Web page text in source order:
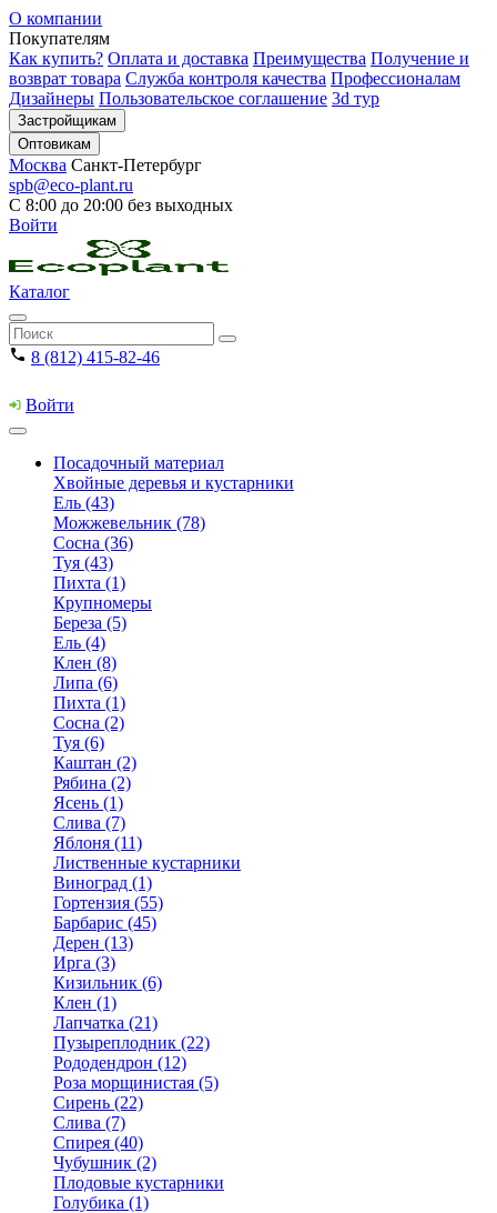
О компании
Покупателям
Как купить? Оплата и доставка Преимущества Получение и
возврат товара Служба контроля качества Профессионалам
Дизайнеры Пользовательское соглашение 3d тур
Застройщикам
Оптовикам
Москва Санкт-Петербург
spb@eco-plant.ru
С 8:00 до 20:00 без выходных
Войти
Каталог
8 (812) 415-82-46
Войти
Посадочный материал
Хвойные деревья и кустарники
Ель (43)
Можжевельник (78)
Сосна (36)
Туя (43)
Пихта (1)
Крупномеры
Береза (5)
Ель (4)
Клен (8)
Липа (6)
Пихта (1)
Сосна (2)
Туя (6)
Каштан (2)
Рябина (2)
Ясень (1)
Слива (7)
Яблоня (11)
Лиственные кустарники
Виноград (1)
Гортензия (55)
Барбарис (45)
Дерен (13)
Ирга (3)
Кизильник (6)
Клен (1)
Лапчатка (21)
Пузыреплодник (22)
Рододендрон (12)
Роза морщинистая (5)
Сирень (22)
Слива (7)
Спирея (40)
Чубушник (2)
Плодовые кустарники
Голубика (1)